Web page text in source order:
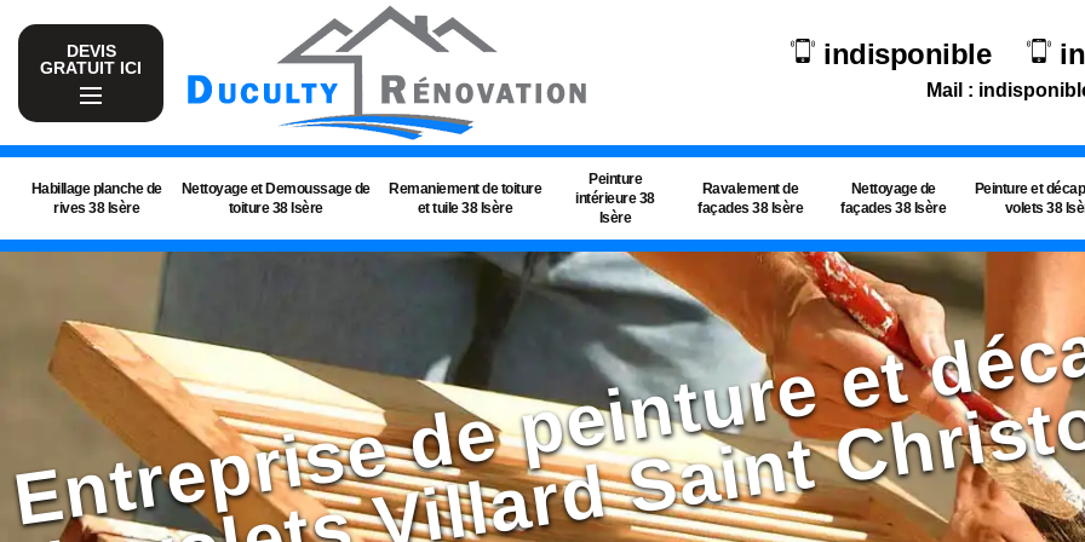
DEVIS
GRATUIT ICI
indisponible
Mail :
Habillage planche de
rives 38 Isère
Nettoyage et Demoussage de
toiture 38 Isère
Remaniement de toiture
et tuile 38 Isère
Peinture
intérieure 38
Isère
Ravalement de
façades 38 Isère
Nettoyage de
façades 38 Isère
Peinture et
volets 38